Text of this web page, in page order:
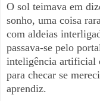
O sol teimava em
sonho, uma coisa
com aldeias
passava-se pelo
inteligência artificial
para checar se
aprendiz.